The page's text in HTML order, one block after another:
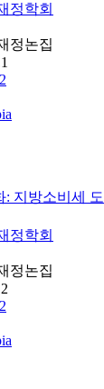
정학회
정논집
2
: 지방소비세
정학회
정논집
2